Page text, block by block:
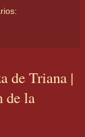
de Triana |
de la